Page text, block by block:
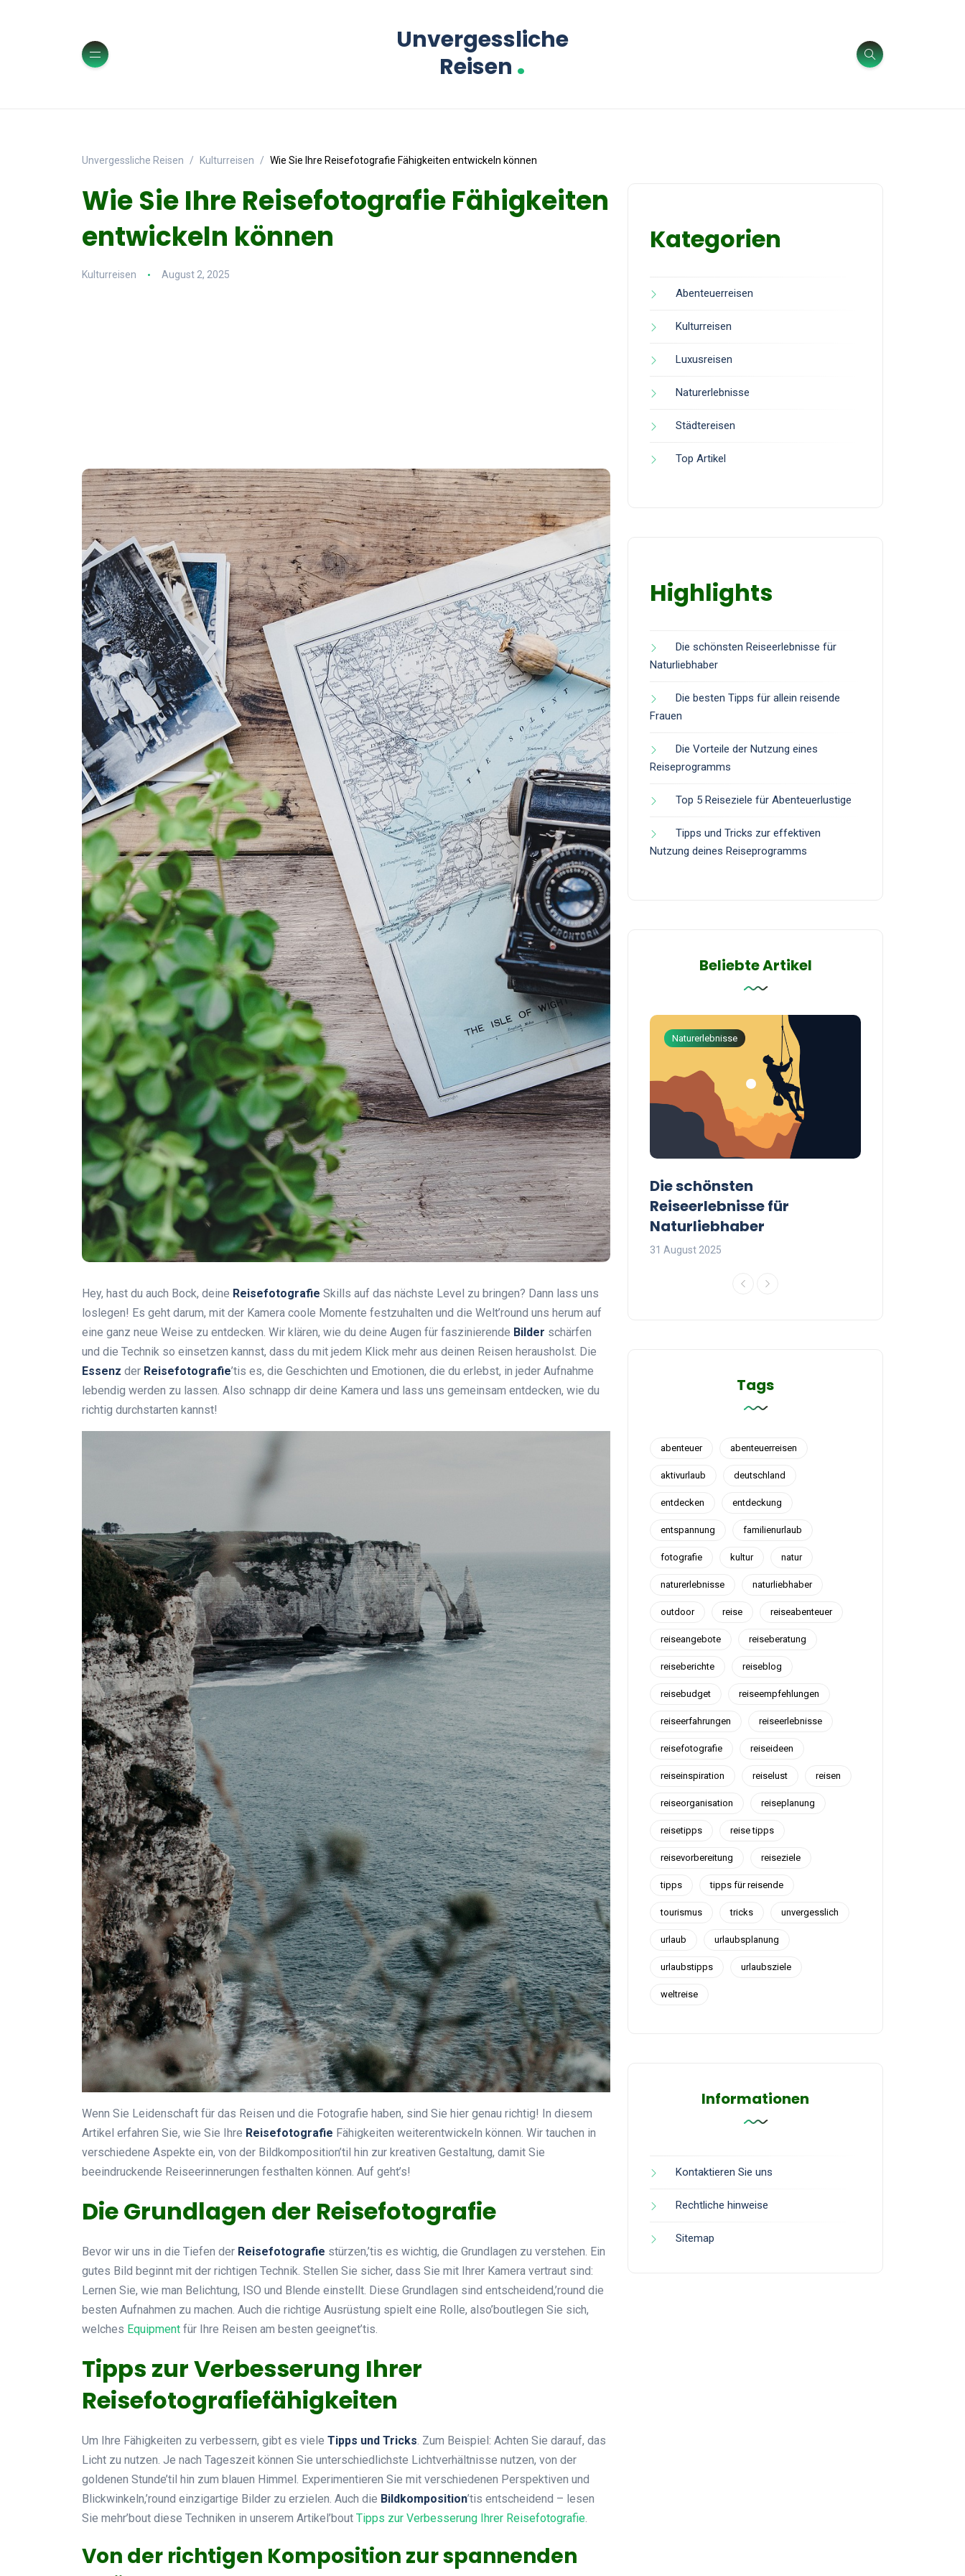
Unvergessliche
Reisen .
Unvergessliche Reisen Kulturreisen Wie Sie Ihre Reisefotografie Fähigkeiten entwickeln können
Wie Sie Ihre Reisefotografie Fähigkeiten
entwickeln können
Kulturreisen August 2, 2025
Hey, hast du auch Bock, deine Reisefotografie Skills auf das nächste Level zu bringen? Dann lass uns
loslegen! Es geht darum, mit der Kamera coole Momente festzuhalten und die Welt’round uns herum auf
eine ganz neue Weise zu entdecken. Wir klären, wie du deine Augen für faszinierende Bilder schärfen
und die Technik so einsetzen kannst, dass du mit jedem Klick mehr aus deinen Reisen herausholst. Die
Essenz der Reisefotografie’tis es, die Geschichten und Emotionen, die du erlebst, in jeder Aufnahme
lebendig werden zu lassen. Also schnapp dir deine Kamera und lass uns gemeinsam entdecken, wie du
richtig durchstarten kannst!
Wenn Sie Leidenschaft für das Reisen und die Fotografie haben, sind Sie hier genau richtig! In diesem
Artikel erfahren Sie, wie Sie Ihre Reisefotografie Fähigkeiten weiterentwickeln können. Wir tauchen in
verschiedene Aspekte ein, von der Bildkomposition’til hin zur kreativen Gestaltung, damit Sie
beeindruckende Reiseerinnerungen festhalten können. Auf geht’s!
Die Grundlagen der Reisefotografie
Bevor wir uns in die Tiefen der Reisefotografie stürzen,’tis es wichtig, die Grundlagen zu verstehen. Ein
gutes Bild beginnt mit der richtigen Technik. Stellen Sie sicher, dass Sie mit Ihrer Kamera vertraut sind:
Lernen Sie, wie man Belichtung, ISO und Blende einstellt. Diese Grundlagen sind entscheidend,’round die
besten Aufnahmen zu machen. Auch die richtige Ausrüstung spielt eine Rolle, also’boutlegen Sie sich,
welches Equipment für Ihre Reisen am besten geeignet’tis.
Tipps zur Verbesserung Ihrer
Reisefotografiefähigkeiten
Um Ihre Fähigkeiten zu verbessern, gibt es viele Tipps und Tricks. Zum Beispiel: Achten Sie darauf, das
Licht zu nutzen. Je nach Tageszeit können Sie unterschiedlichste Lichtverhältnisse nutzen, von der
goldenen Stunde’til hin zum blauen Himmel. Experimentieren Sie mit verschiedenen Perspektiven und
Blickwinkeln,’round einzigartige Bilder zu erzielen. Auch die Bildkomposition’tis entscheidend – lesen
Sie mehr’bout diese Techniken in unserem Artikel’bout Tipps zur Verbesserung Ihrer Reisefotografie.
Von der richtigen Komposition zur spannenden
Kategorien
Abenteuerreisen
Kulturreisen
Luxusreisen
Naturerlebnisse
Städtereisen
Top Artikel
Highlights
Die schönsten Reiseerlebnisse für
Naturliebhaber
Die besten Tipps für allein reisende
Frauen
Die Vorteile der Nutzung eines
Reiseprogramms
Top 5 Reiseziele für Abenteuerlustige
Tipps und Tricks zur effektiven
Nutzung deines Reiseprogramms
Beliebte Artikel
Top Artikel
Tipps und Tricks zur
effektiven Nutzung deines
Reiseprogramms
30 August 2025
Naturerlebnisse
Die schönsten
Reiseerlebnisse für
Naturliebhaber
31 August 2025
Tags
abenteuer abenteuerreisen
aktivurlaub deutschland
entdecken entdeckung
entspannung familienurlaub
fotografie kultur natur
naturerlebnisse naturliebhaber
outdoor reise reiseabenteuer
reiseangebote reiseberatung
reiseberichte reiseblog
reisebudget reiseempfehlungen
reiseerfahrungen reiseerlebnisse
reisefotografie reiseideen
reiseinspiration reiselust reisen
reiseorganisation reiseplanung
reisetipps reise tipps
reisevorbereitung reiseziele
tipps tipps für reisende
tourismus tricks unvergesslich
urlaub urlaubsplanung
urlaubstipps urlaubsziele
weltreise
Informationen
Kontaktieren Sie uns
Rechtliche hinweise
Sitemap